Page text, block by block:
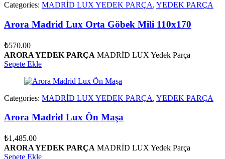
Categories: MADRİD LUX YEDEK PARÇA, YEDEK PARÇA
Arora Madrid Lux Orta Göbek Mili 110x170
₺570.00
ARORA YEDEK PARÇA MADRİD LUX Yedek Parça
Sepete Ekle
Categories: MADRİD LUX YEDEK PARÇA, YEDEK PARÇA
Arora Madrid Lux Ön Maşa
₺1,485.00
ARORA YEDEK PARÇA MADRİD LUX Yedek Parça
Sepete Ekle